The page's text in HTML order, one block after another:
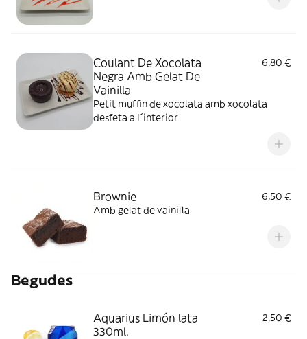
Coulant De Xocolata
Negra Amb Gelat De
Vainilla
6,80 €
Petit muffin de xocolata amb xocolata
desfeta a I´interior
Brownie
6,50 €
Amb gelat de vainilla
Begudes
Aquarius Limón lata
330ml.
2,50 €